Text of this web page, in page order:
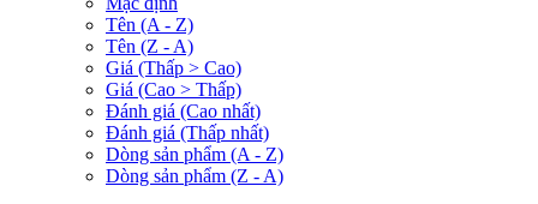
Tên (A - Z)
Tên (Z - A)
Giá (Thấp > Cao)
Giá (Cao > Thấp)
Đánh giá (Cao nhất)
Đánh giá (Thấp nhất)
Dòng sản phẩm (A - Z)
Dòng sản phẩm (Z - A)